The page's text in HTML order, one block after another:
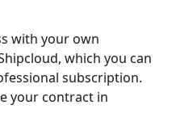
with your own
which you can
subscription.
your contract in